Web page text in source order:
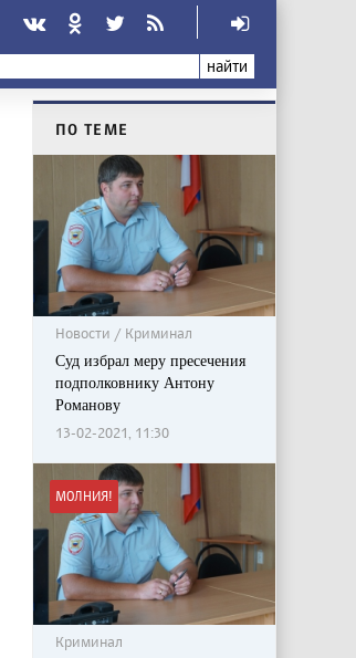
найти
ПО ТЕМЕ
Новости / Криминал
Суд избрал меру пресечения
подполковнику Антону
Романову
13-02-2021, 11:30
МОЛНИЯ!
Криминал